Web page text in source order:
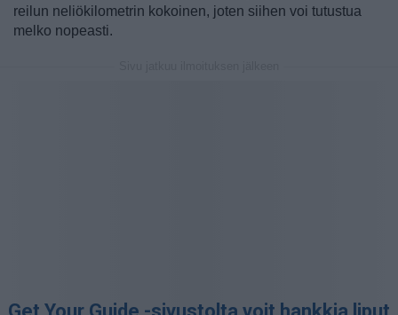
reilun neliökilometrin kokoinen, joten siihen voi tutustua
melko nopeasti.
Get Your Guide -sivustolta voit hankkia liput